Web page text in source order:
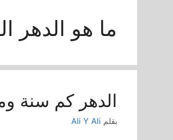
ما هو الدهر
الدهر كم سنة
بقلم Ali Y Ali